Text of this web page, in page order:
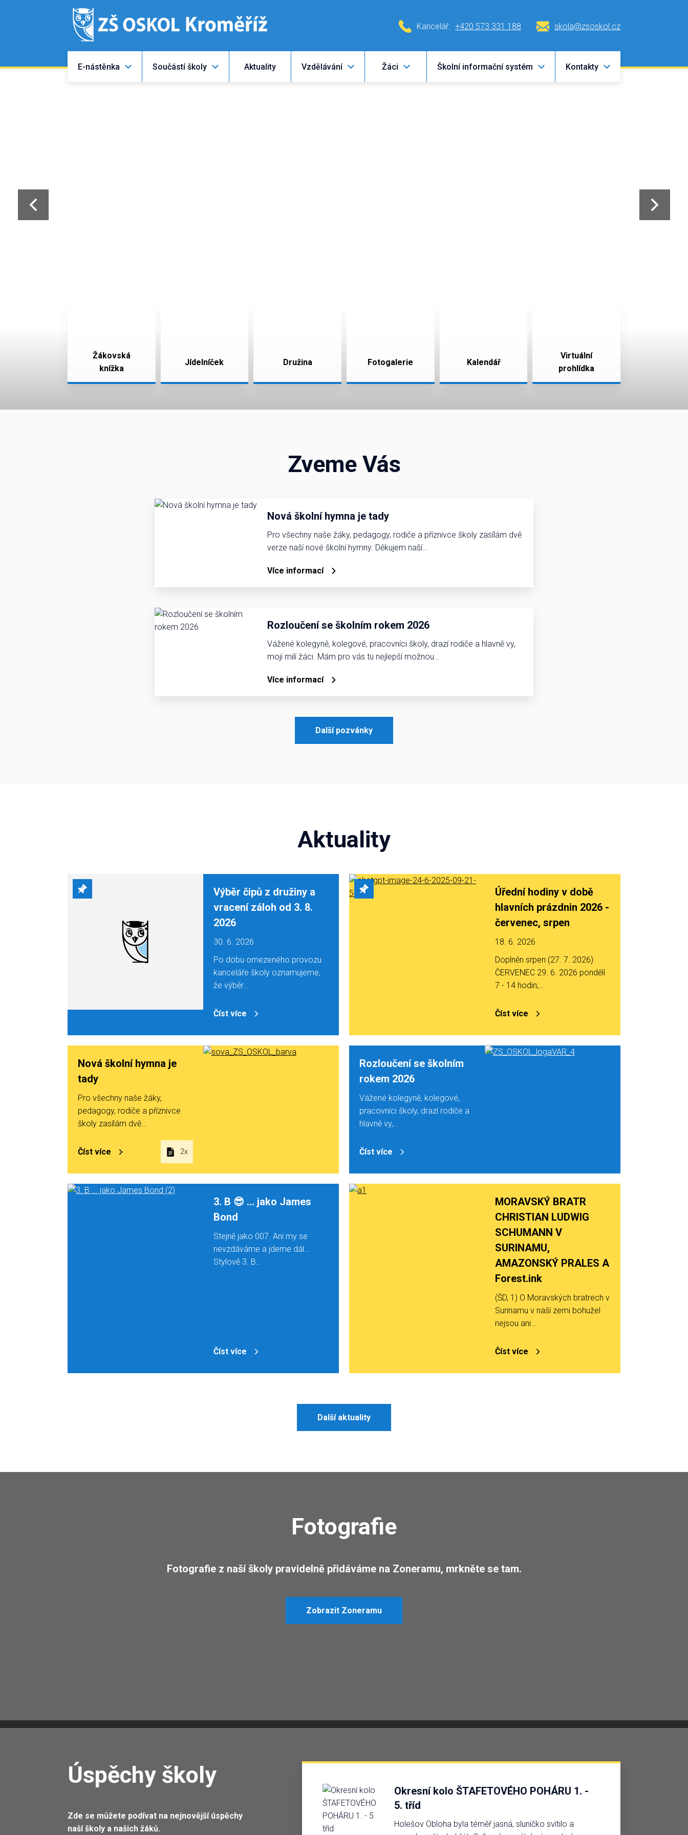
Kancelář: +420 573 331 188 skola@zsoskol.cz
E-nástěnka Součástí školy Aktuality Vzdělávání Žáci Školní informační systém Kontakty
Žákovská
knížka
Jídelníček Družina Fotogalerie Kalendář
Virtuální
prohlídka
Zveme Vás
Nová školní hymna je tady
Pro všechny naše žáky, pedagogy, rodiče a příznivce školy zasílám dvě
verze naší nové školní hymny. Děkujem naší…
Více informací
Rozloučení se školním rokem 2026
Vážené kolegyně, kolegové, pracovníci školy, drazí rodiče a hlavně vy,
moji milí žáci. Mám pro vás tu nejlepší možnou…
Více informací
Další pozvánky
Aktuality
Výběr čipů z družiny a
vracení záloh od 3. 8.
2026
30. 6. 2026
Po dobu omezeného provozu
kanceláře školy oznamujeme,
že výběr…
Číst více
Úřední hodiny v době
hlavních prázdnin 2026 -
červenec, srpen
18. 6. 2026
Doplněn srpen (27. 7. 2026)
ČERVENEC 29. 6. 2026 pondělí
7 - 14 hodin;…
Číst více
Nová školní hymna je
tady
Pro všechny naše žáky,
pedagogy, rodiče a příznivce
školy zasílám dvě…
Číst více 2x
Rozloučení se školním
rokem 2026
Vážené kolegyně, kolegové,
pracovníci školy, drazí rodiče a
hlavně vy,…
Číst více
3. B 😎 … jako James
Bond
Stejně jako 007. Ani my se
nevzdáváme a jdeme dál…
Stylově 3. B…
Číst více
MORAVSKÝ BRATR
CHRISTIAN LUDWIG
SCHUMANN V
SURINAMU,
AMAZONSKÝ PRALES A
Forest.ink
(ŠD, 1) O Moravských bratrech v
Surinamu v naší zemi bohužel
nejsou ani…
Číst více
Další aktuality
Fotografie
Fotografie z naší školy pravidelně přidáváme na Zoneramu, mrkněte se tam.
Zobrazit Zoneramu
Úspěchy školy
Zde se můžete podívat na nejnovější úspěchy
naší školy a našich žáků.
Okresní kolo ŠTAFETOVÉHO POHÁRU 1. -
5. tříd
Holešov Obloha byla téměř jasná, sluníčko svítilo a